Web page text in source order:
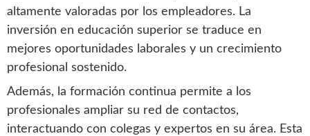
altamente valoradas por los empleadores. La
inversión en educación superior se traduce en
mejores oportunidades laborales y un crecimiento
profesional sostenido.
Además, la formación continua permite a los
profesionales ampliar su red de contactos,
interactuando con colegas y expertos en su área. Esta